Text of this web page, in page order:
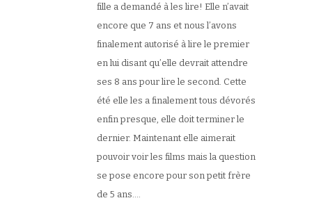
fille a demandé à les lire! Elle n’avait
encore que 7 ans et nous l’avons
finalement autorisé à lire le premier
en lui disant qu’elle devrait attendre
ses 8 ans pour lire le second. Cette
été elle les a finalement tous dévorés
enfin presque, elle doit terminer le
dernier. Maintenant elle aimerait
pouvoir voir les films mais la question
se pose encore pour son petit frère
de 5 ans….